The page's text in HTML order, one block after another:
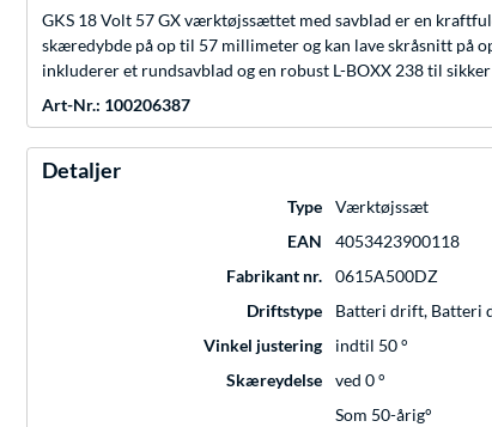
GKS 18 Volt 57 GX værktøjssættet med savblad er en
skæredybde på op til 57 millimeter og kan lave skråsnitt på
inkluderer et rundsavblad og en robust L-BOXX 238 til
Art-Nr.: 100206387
Detaljer
Type
Værktøjssæt
EAN
4053423900118
Fabrikant nr.
0615A500DZ
Driftstype
Batteri drift, Batteri
Vinkel justering
indtil 50 °
Skæreydelse
ved 0 °
Som 50-årig°